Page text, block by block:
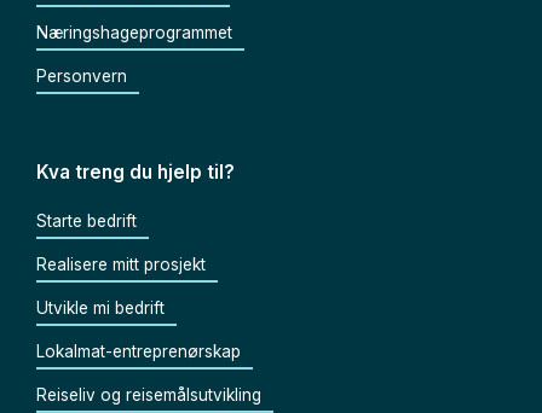
Næringshageprogrammet
Personvern
Kva treng du hjelp til?
Starte bedrift
Realisere mitt prosjekt
Utvikle mi bedrift
Lokalmat-entreprenørskap
Reiseliv og reisemålsutvikling